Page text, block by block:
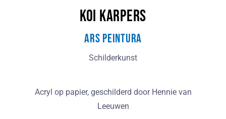
Koi Karpers
Ars Peintura
Schilderkunst
Acryl op papier, geschilderd door Hennie van
Leeuwen